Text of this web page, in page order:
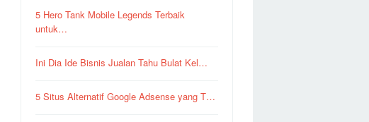
5 Hero Tank Mobile Legends Terbaik
untuk…
Ini Dia Ide Bisnis Jualan Tahu Bulat Kel…
5 Situs Alternatif Google Adsense yang T…